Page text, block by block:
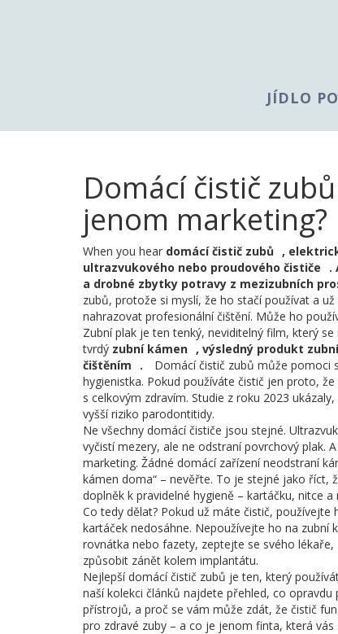
JÍDLO
Domácí čistič
jenom marketing?
When you hear domácí čistič zubů ,
ultrazvukového nebo proudového čističe
.
a drobné zbytky potravy z mezizubních
zubů, protože si myslí, že ho stačí používat a
nahrazovat profesionální čištění. Může ho
Zubní plak je ten tenký, neviditelný film, který
tvrdý zubní kámen , výsledný produkt
čištěním
.
Domácí čistič zubů může pomoci
hygienistka. Pokud používáte čistič jen proto,
s celkovým zdravím. Studie z roku 2023
vyšší riziko parodontitidy.
Ne všechny domácí čističe jsou stejné.
vyčistí mezery, ale ne odstraní povrchový plak.
marketing. Žádné domácí zařízení neodstraní
kámen doma“ – nevěřte. To je stejné jako říct,
doplněk k pravidelné hygieně – kartáčku, nitce
Co tedy dělat? Pokud už máte čistič,
kartáček nedosáhne. Nepoužívejte ho na
rovnátka nebo fazety, zeptejte se svého
způsobit zánět kolem implantátu.
Nejlepší domácí čistič zubů je ten, který
naší kolekci článků najdete přehled, co
přístrojů, a proč se vám může zdát, že čistič
pro zdravé zuby – a co je jenom finta, která vás